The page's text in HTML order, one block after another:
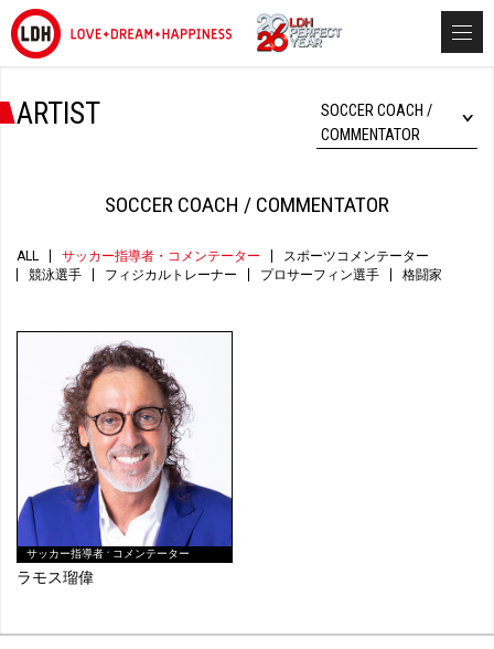
ARTIST
SOCCER COACH /
COMMENTATOR
SOCCER COACH / COMMENTATOR
ALL サッカー指導者・コメンテーター
スポーツコメンテーター
競泳選手
フィジカルトレーナー プロサーフィン選手 格闘家
サッカー指導者 ・ コメンテーター
ラモス瑠偉